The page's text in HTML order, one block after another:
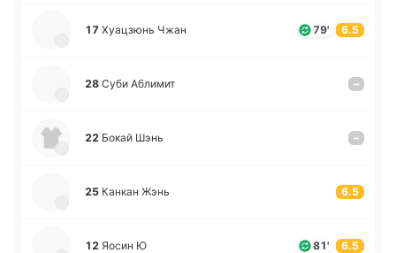
17 Хуа­цзюнь Чжан 79' 6.5
28 Суби Абли­мит –
22 Бокай Шэнь –
25 Канкан Жэнь 6.5
12 Яосин Ю 81' 6.5